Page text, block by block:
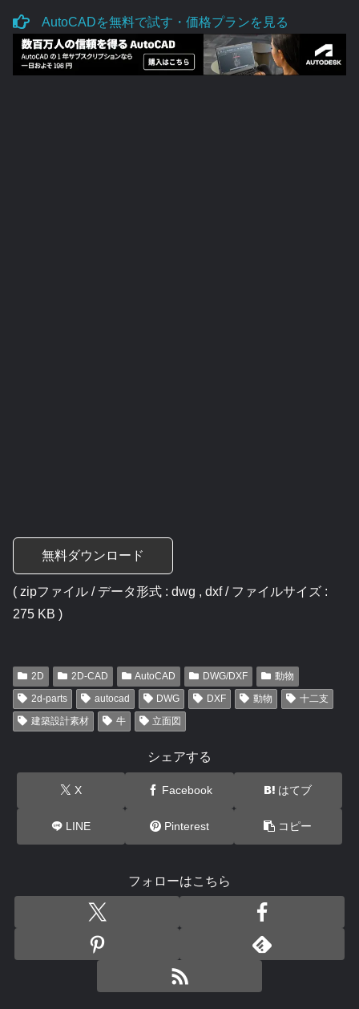
AutoCADを無料で試す・価格プランを見る
無料ダウンロード
( zipファイル / データ形式 : dwg , dxf / ファイルサイズ :
275 KB )
2D 2D-CAD AutoCAD DWG/DXF
動物
2d-parts
autocad DWG DXF 動物
十二支
建築設計素材
牛 立面図
シェアする
X Facebook はてブ
LINE Pinterest コピー
フォローはこちら